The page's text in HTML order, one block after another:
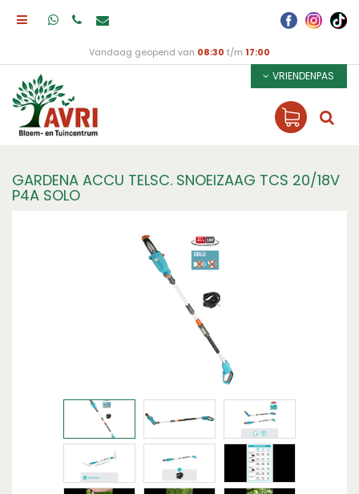
Vandaag geopend van 08:30 t/m 17:00
VRIENDENPAS
GARDENA ACCU TELSC. SNOEIZAAG TCS 20/18V
P4A SOLO